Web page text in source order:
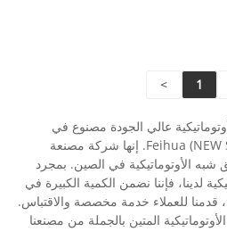
1
>
عالي الجودة مصنوع في
الصين بسعر رخيص من Feihua (NEW STAR). إنها شركة مصنعة
شبه الأوتوماتيكية في الصين. بمجرد
لدينا، فإننا نضمن الكمية الكبيرة في
قدمنا ​​للعملاء خدمة مخصصة والاقتباس.
المتين بالجملة من مصنعنا